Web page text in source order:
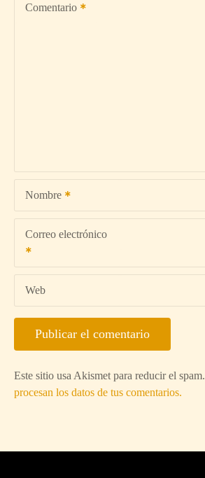
Comentario
Nombre
Correo electrónico
Web
Este sitio usa Akismet para reducir el spam.
procesan los datos de tus comentarios.